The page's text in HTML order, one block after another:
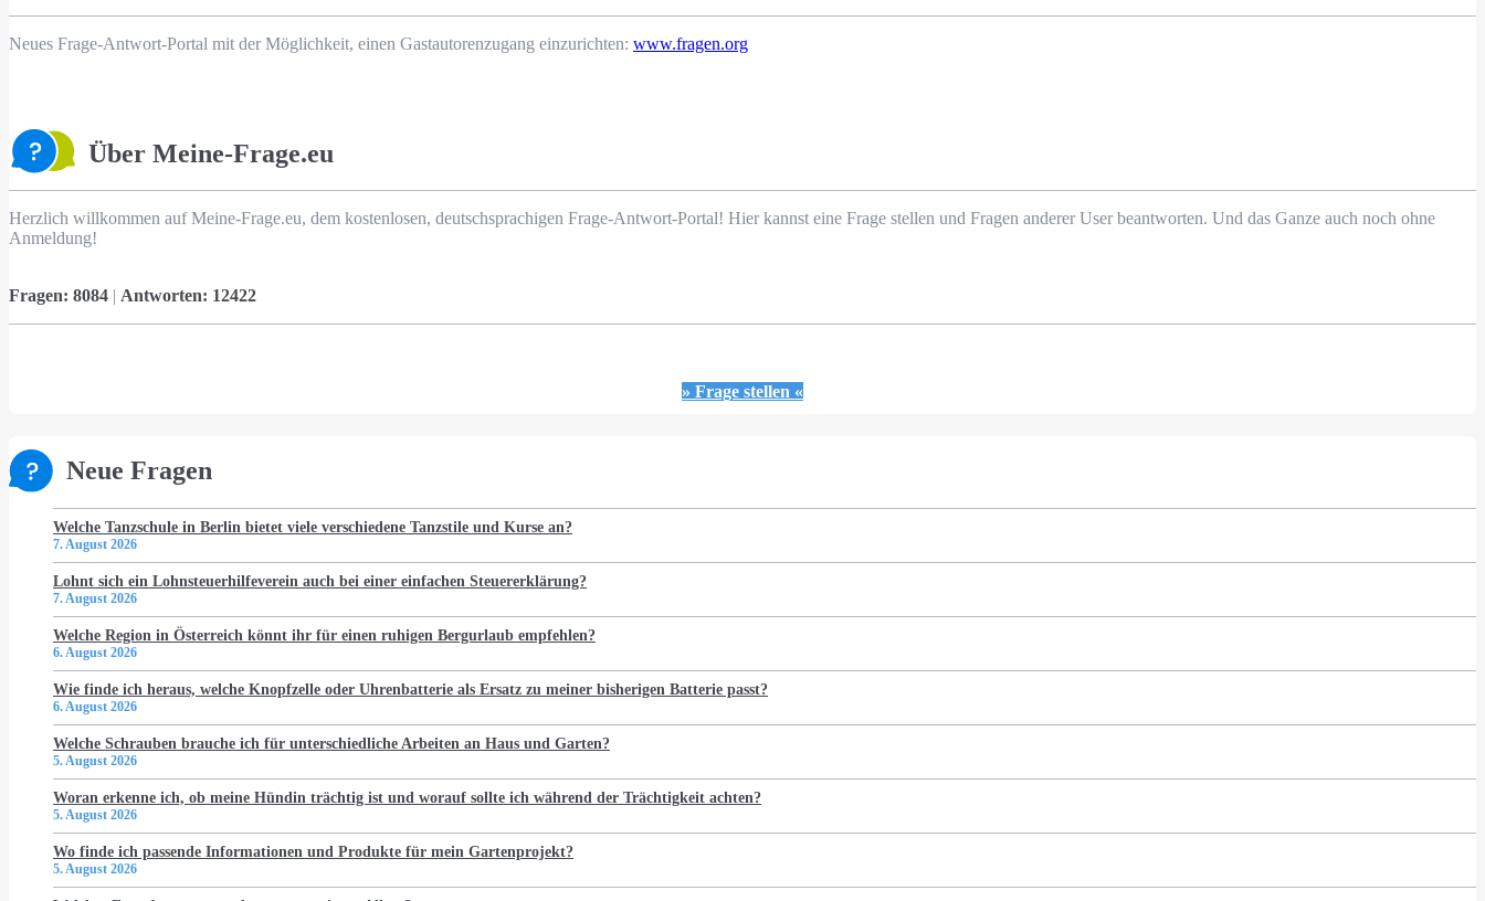
Neues Frage-Antwort-Portal mit der Möglichkeit, einen Gastautorenzugang einzurichten: www.fragen.org
Über Meine-Frage.eu
Herzlich willkommen auf Meine-Frage.eu, dem kostenlosen, deutschsprachigen Frage-Antwort-Portal! Hier kannst eine Frage stellen und Fragen anderer User beantworten. Und das Ganze auch noch ohne
Anmeldung!
Fragen: 8084 | Antworten: 12422
» Frage stellen «
Neue Fragen
Welche Tanzschule in Berlin bietet viele verschiedene Tanzstile und Kurse an?
7. August 2026
Lohnt sich ein Lohnsteuerhilfeverein auch bei einer einfachen Steuererklärung?
7. August 2026
Welche Region in Österreich könnt ihr für einen ruhigen Bergurlaub empfehlen?
6. August 2026
Wie finde ich heraus, welche Knopfzelle oder Uhrenbatterie als Ersatz zu meiner bisherigen Batterie passt?
6. August 2026
Welche Schrauben brauche ich für unterschiedliche Arbeiten an Haus und Garten?
5. August 2026
Woran erkenne ich, ob meine Hündin trächtig ist und worauf sollte ich während der Trächtigkeit achten?
5. August 2026
Wo finde ich passende Informationen und Produkte für mein Gartenprojekt?
5. August 2026